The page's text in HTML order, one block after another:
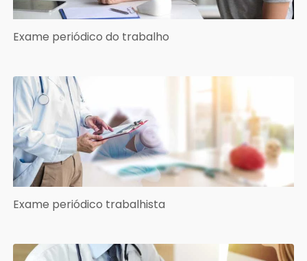
Exame periódico do trabalho
Exame periódico trabalhista